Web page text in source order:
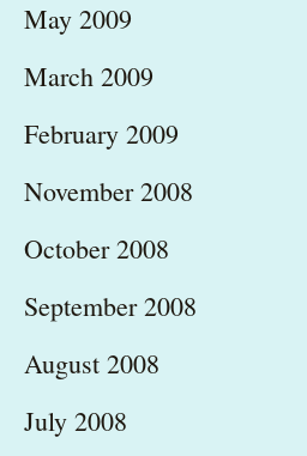
May 2009
March 2009
February 2009
November 2008
October 2008
September 2008
August 2008
July 2008